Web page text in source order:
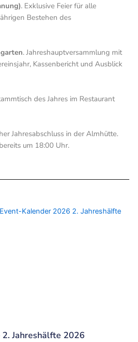
. Exklusive Feier für alle
Bestehen des
. Jahreshauptversammlung mit
Kassenbericht und Ausblick
des Jahres im Restaurant
Jahresabschluss in der Almhütte.
um 18:00 Uhr.
Jahreshälfte 2026